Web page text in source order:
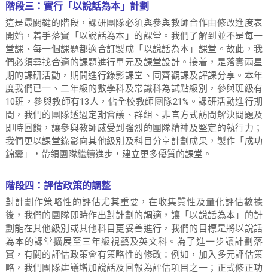
階段三：實行「以說話為本」計劃
這是最關鍵的階段，課研團隊必須與參與教師合作由修改進度表
開始，着手落實「以說話為本」的課堂。我們了解到並不是每一
堂課、每一個課題都適合訂製成「以說話為本」課堂。故此，我
們必須尋找合適的課題進行單元及課堂設計。接着，是落實兩星
期的課研活動，期間進行錄影課堂、同齊觀課及評課分享。本年
度我們已一、二年級的數學科及常識科為試點級別，參與班級有
10班，參與教師有13人，佔全校教師團隊21%。課研活動進行期
間，我們的團隊透過定期會議、群組、非官方式訪問解決問題及
即時回饋，讓參與教師感受到強烈的團隊精神及堅定的執行力；
我們更以課堂錄影向其他級別及科目分享計劃成果，製作「成功
錦囊」，帶領團隊繼續進步，建立更多優質的課堂。
階段四：評估政策的調整
對計劃作策略性的評估尤其重要，在收集質性及量化評估數據
後，我們的團隊即時作出對計劃的調適，讓「以說話為本」的計
劃能在其他級別或其他科目更妥善進行，我們的目標是將以說話
為本的課堂擴展至三年級視藝及英文科。為了進一步讓計劃落
實，有關的評估政策會有策略性的修改：例如，加入多元評估策
略，我們團隊建議增加說話及回報為評估項目之一；正式修正功